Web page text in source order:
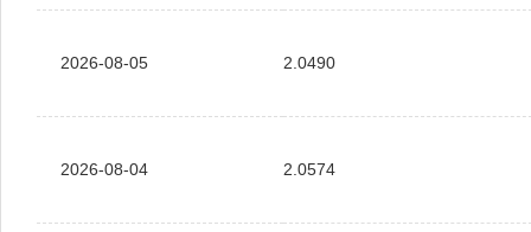
2026-08-05 2.0490
2026-08-04 2.0574